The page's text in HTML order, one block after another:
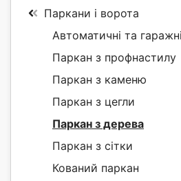
Паркани і ворота
Автоматичні та
Паркан з профнастилу
Паркан з каменю
Паркан з цегли
Паркан з дерева
Паркан з сітки
Кований паркан